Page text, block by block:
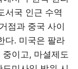
서국 인근 수역
점과 중국 사이
다. 미국은 팔라
이고, 마셜제도